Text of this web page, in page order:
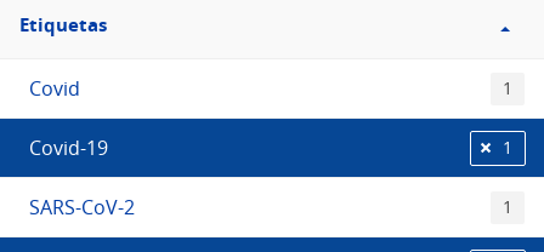
Filtro
Etiquetas
Etiquetas
Covid 1
Covid-19 1
SARS-CoV-2 1